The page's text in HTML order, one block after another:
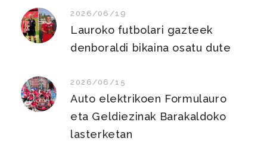
2026/06/19
Lauroko futbolari gazteek
denboraldi bikaina osatu dute
2026/06/15
Auto elektrikoen Formulauro
eta Geldiezinak Barakaldoko
lasterketan